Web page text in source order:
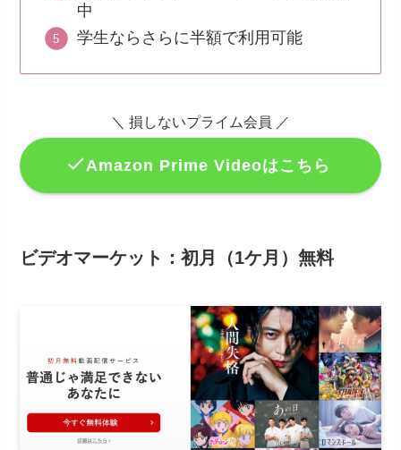
中
学生ならさらに半額で利用可能
＼ 損しないプライム会員 ／
Amazon Prime Videoはこちら
ビデオマーケット：初月（1ケ月）無料